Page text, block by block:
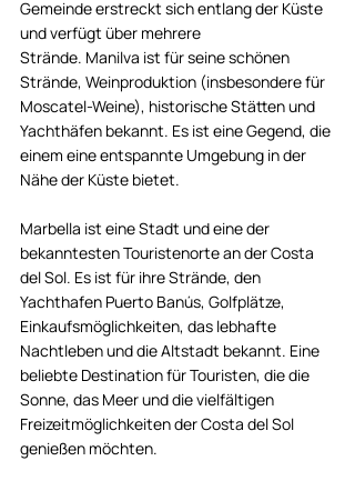
Gemeinde erstreckt sich entlang der Küste
und verfügt über mehrere
Strände. Manilva ist für seine schönen
Strände, Weinproduktion (insbesondere für
Moscatel-Weine), historische Stätten und
Yachthäfen bekannt. Es ist eine Gegend, die
einem eine entspannte Umgebung in der
Nähe der Küste bietet.
Marbella ist eine Stadt und eine der
bekanntesten Touristenorte an der Costa
del Sol. Es ist für ihre Strände, den
Yachthafen Puerto Banús, Golfplätze,
Einkaufsmöglichkeiten, das lebhafte
Nachtleben und die Altstadt bekannt. Eine
beliebte Destination für Touristen, die die
Sonne, das Meer und die vielfältigen
Freizeitmöglichkeiten der Costa del Sol
genießen möchten.